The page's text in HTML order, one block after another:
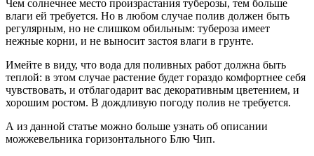
Чем солнечнее место произрастания туберозы, тем больше
влаги ей требуется. Но в любом случае полив должен быть
регулярным, но не слишком обильным: тубероза имеет
нежные корни, и не выносит застоя влаги в грунте.
Имейте в виду, что вода для поливных работ должна быть
теплой: в этом случае растение будет гораздо комфортнее себя
чувствовать, и отблагодарит вас декоративным цветением, и
хорошим ростом. В дождливую погоду полив не требуется.
А из данной статье можно больше узнать об описании
можжевельника горизонтального Блю Чип.